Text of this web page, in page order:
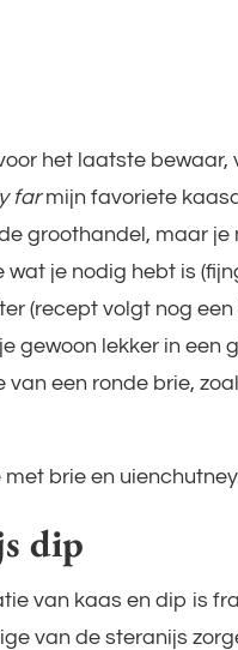
het laatste
farmijn favoriete
groothandel, maar je
je nodig hebt is
(recept volgt nog
gewoon lekker in een
een ronde brie,
brie en uienchutney
dip
van kaas en dip is
van de steranijs